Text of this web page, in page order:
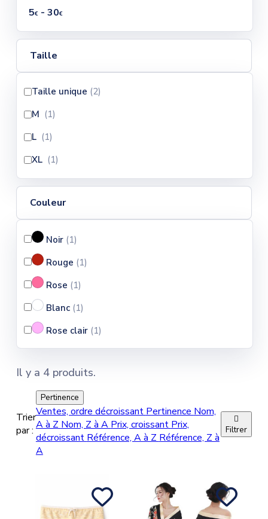
5€- 30€
Taille
Taille unique (2)
M (1)
L (1)
XL (1)
Couleur
Noir (1)
Rouge (1)
Rose (1)
Blanc (1)
Rose clair (1)
Il y a 4 produits.
Trier
par :
Pertinence
Ventes, ordre décroissant Pertinence Nom,
A à Z Nom, Z à A Prix, croissant Prix,
décroissant Référence, A à Z Référence, Z à
A

Filtrer